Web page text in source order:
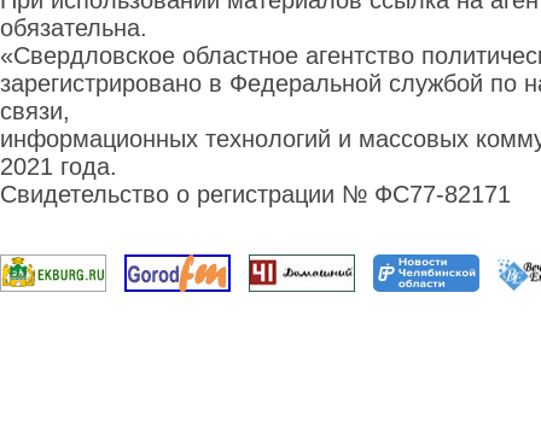
обязательна.
«Свердловское областное агентство
зарегистрировано в Федеральной службой по
связи,
информационных технологий и массовых
2021 года.
Свидетельство о регистрации № ФС77-82171